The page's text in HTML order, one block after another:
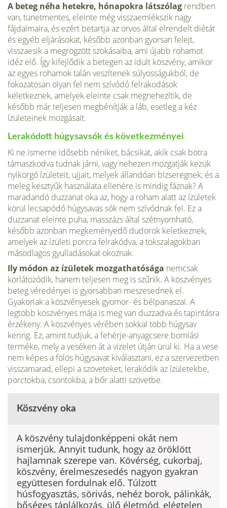
A beteg néha hetekre, hónapokra látszólag rendben
van, tünetmentes, eleinte még visszaemlékszik nagy
fájdalmaira, és ezért betartja az orvos által elrendelt diétát
és egyéb eljárásokat, később azonban gyorsan felejt,
visszaesik a megrögzött szokásaiba, ami újabb rohamot
idéz elő. Így kifejlődik a betegen az idült köszvény, amikor
az egyes rohamok talán veszítenek súlyosságukból, de
fokozatosan olyan fel nem szívódó felrakodások
keletkeznek, amelyek eleinte csak megnehezítik, de
később már teljesen megbénítják a láb, esetleg a kéz
ízületeinek mozgásait.
Lerakódott húgysavsók és következményei
Ki ne ismerne idősebb néniket, bácsikat, akik csak botra
támaszkodva tudnak járni, vagy nehezen mozgatják kezük
nyikorgó ízületeit, ujjait, melyek állandóan bizseregnek, és a
meleg kesztyűk használata ellenére is mindig fáznak? A
maradandó duzzanat oka az, hogy a roham alatt az ízületek
körül lecsapódó húgysavas sók nem szívódnak fel. Ez a
duzzanat eleinte puha, masszázs által szétnyomható,
később azonban megkeményedő dudorok keletkeznek,
amelyek az ízületi porcra felrakódva, a tokszalagokban
másodlagos gyulladásokat okoznak.
Ily módon az ízületek mozgathatósága nemcsak
korlátozódik, hanem teljesen meg is szűnik. A köszvényes
beteg véredényei is gyorsabban meszesednek el.
Gyakoriak a köszvényesek gyomor- és bélpanaszai. A
legtöbb köszvényes mája is meg van duzzadva és tapintásra
érzékeny. A köszvényes vérében sokkal több húgysav
kering. Ez, amint tudjuk, a fehérje-anyagcsere bomlási
terméke, mely a veséken át a vizelet útján ürül ki. Ha a vese
nem képes a fölös húgysavat kiválasztani, ez a szervezetben
visszamarad, ellepi a szöveteket, lerakódik az ízületekbe,
porctokba, csontokba, a bőr alatti szövetbe.
Köszvény oka
A köszvény tulajdonképpeni okát nem
ismerjük. Annyit tudunk, hogy az öröklött
hajlamnak szerepe van. Kövérség, cukorbaj,
köszvény, érelmeszesedés nagyon gyakran
együttesen fordulnak elő. Túlzott
húsfogyasztás, sörivás, nehéz borok, pálinkák,
bőséges táplálkozás, ülő életmód, elégtelen